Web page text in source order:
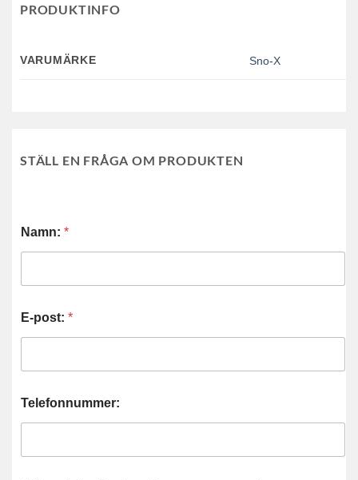
PRODUKTINFO
VARUMÄRKE Sno-X
STÄLL EN FRÅGA OM PRODUKTEN
Namn: *
E-post: *
Telefonnummer: